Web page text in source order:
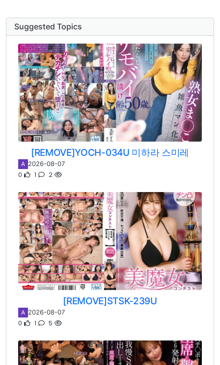
Suggested Topics
[REMOVE]YOCH-034U 미하라 스미레
A 2026-08-07
0 1 2
[REMOVE]STSK-239U
A 2026-08-07
0 1 5